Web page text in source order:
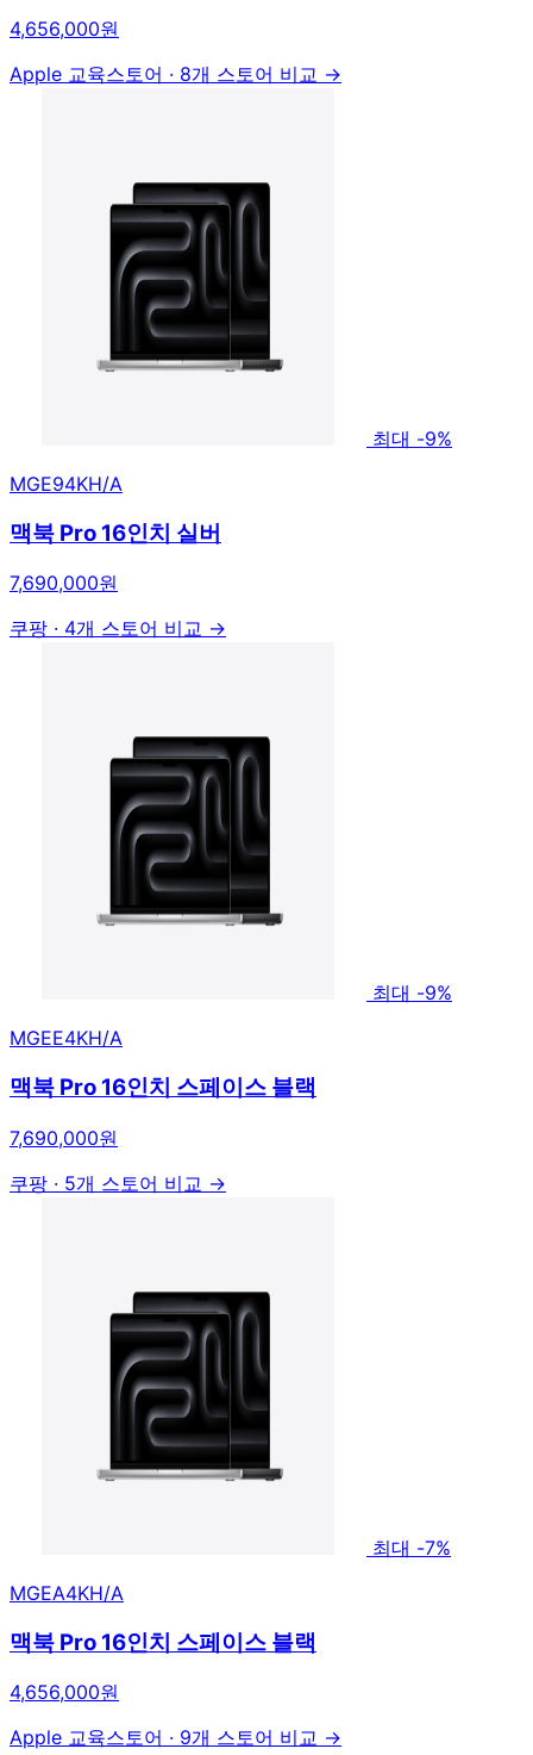
4,656,000원
Apple 교육스토어 · 8개 스토어 비교 →
최대 -9%
MGE94KH/A
맥북 Pro 16인치 실버
7,690,000원
쿠팡 · 4개 스토어 비교 →
최대 -9%
MGEE4KH/A
맥북 Pro 16인치 스페이스 블랙
7,690,000원
쿠팡 · 5개 스토어 비교 →
최대 -7%
MGEA4KH/A
맥북 Pro 16인치 스페이스 블랙
4,656,000원
Apple 교육스토어 · 9개 스토어 비교 →